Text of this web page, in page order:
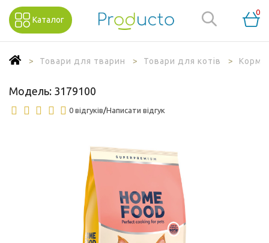
Каталог
0
Товари для тварин Товари для котів Корм
Модель: 3179100
0 відгуків/Написати відгук